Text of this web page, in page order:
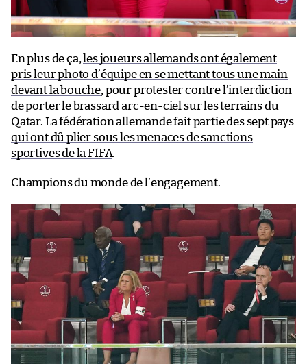
En plus de ça, les joueurs allemands ont également
pris leur photo d’équipe en se mettant tous une main
devant la bouche, pour protester contre l’interdiction
de porter le brassard arc-en-ciel sur les terrains du
Qatar. La fédération allemande fait partie des sept pays
qui ont dû plier sous les menaces de sanctions
sportives de la FIFA.
Champions du monde de l’engagement.